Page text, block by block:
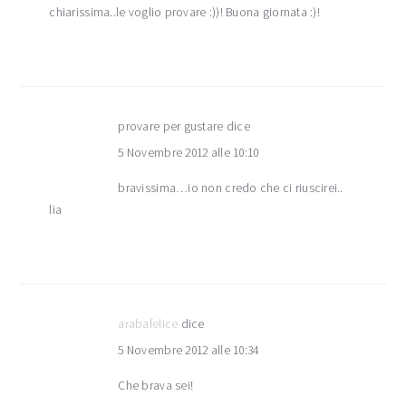
chiarissima..le voglio provare :))! Buona giornata :)!
provare per gustare dice
5 Novembre 2012 alle 10:10
bravissima…io non credo che ci riuscirei..
lia
arabafelice dice
5 Novembre 2012 alle 10:34
Che brava sei!